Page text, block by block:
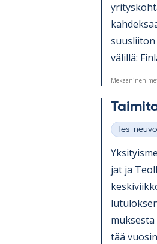
suus­lii­ton
vä­lillä:
Mekaaninen
Kategoriat
Tes-
jat ja
tää